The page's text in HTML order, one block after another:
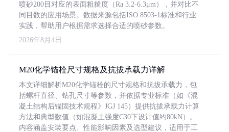
喷砂200目对应的表面粗糙度（Ra 3.2-6.3μm），并对比不
同目数的应用场景。数据来源包括ISO 8503-1标准和行业
实践，帮助用户根据需求选择合适的喷砂参数。
2026年8月4日
M20化学锚栓尺寸规格及抗拔承载力详解
本文详细解析M20化学锚栓的尺寸规格和抗拔承载力，包
括螺杆直径、钻孔尺寸等参数，并依据专业标准（如《混
凝土结构后锚固技术规程》JGJ 145）提供抗拔承载力计算
方法和典型数值（如混凝土强度C30下设计值约80kN）。
内容涵盖安装要点、性能影响因素及选型建议，适用于工